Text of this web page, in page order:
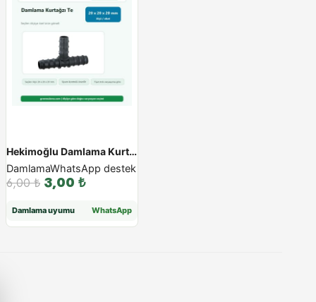
Hekimoğlu Damlama Kurtağzı Te - 20x20x20
DamlamaWhatsApp destek
6,00₺ 3,00 ₺
Damlama uyumu WhatsApp